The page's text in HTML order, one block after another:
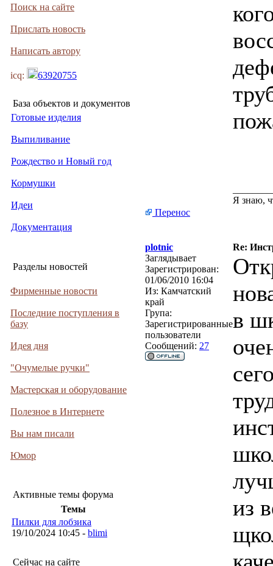
Поиск на сайте
Прислать новость
Написать автору
icq: 63920755
База объектов и документов
Готовые изделия
Выпиливание
Рождество и Новый год
Кормушки
Идеи
Документация
Разделы новостей
Фирменные новости
Последние поступления в
базу
Идея дня
"Очумелые ручки"
Мастерская и оборудование
Полезное в Интернете
Вы нам писали
Юмор
Активные темы форума
Темы
Пилки для лобзика
19/10/2024 10:45 - blimi
Сейчас на сайте
Я знаю,
Перенос
plotnic
Re:
Заглядывает
Зарегистрирован:
01/06/2010 16:04
Из: Камчатский
край
Група:
Зарегистрированные
пользователи
Сообщений: 27
в
из